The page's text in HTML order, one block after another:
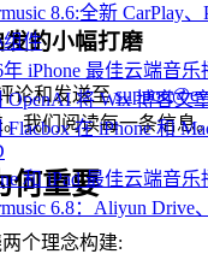
8.6:全新 CarPlay
件
年 iPhone 最佳云端音乐
OpenAI 将 Wix 博客文
Flacbox 在 iPhone 和
和 iPad 最佳云端音乐
6.8：Aliyun Drive
的小幅打磨
论和发送至
我们阅读每一条信息
何重要
两个理念构建: